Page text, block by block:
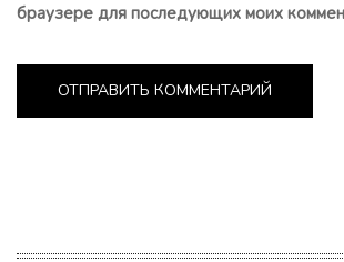
браузере для последующих моих